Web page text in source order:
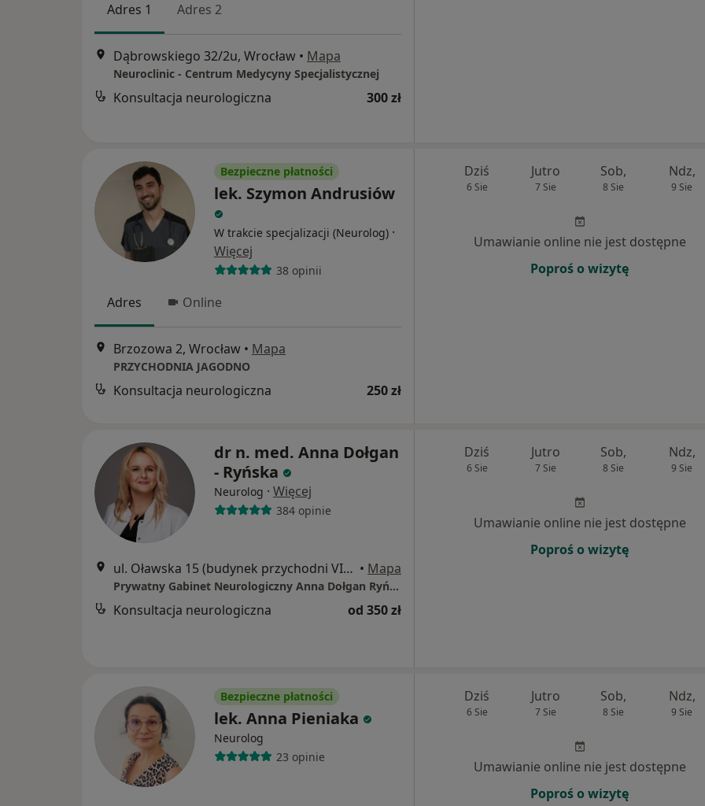
Adres 1 Adres 2
Dąbrowskiego 32/2u, Wrocław • Mapa
Neuroclinic - Centrum Medycyny Specjalistycznej
Konsultacja neurologiczna 300 zł
Bezpieczne płatności
lek. Szymon Andrusiów
W trakcie specjalizacji (Neurolog) ·
Więcej
38 opinii
Adres Online
Brzozowa 2, Wrocław • Mapa
PRZYCHODNIA JAGODNO
Konsultacja neurologiczna 250 zł
Dziś
6 Sie
Jutro
7 Sie
Sob,
8 Sie
Ndz,
9 Sie
Umawianie online nie jest dostępne
Poproś o wizytę
dr n. med. Anna Dołgan
- Ryńska
Neurolog · Więcej
384 opinie
ul. Oławska 15 (budynek przychodni VITA) gab. 310 - 3 piętro, Wrocław • Mapa
Prywatny Gabinet Neurologiczny Anna Dołgan Ryńska
Konsultacja neurologiczna od 350 zł
Dziś
6 Sie
Jutro
7 Sie
Sob,
8 Sie
Ndz,
9 Sie
Umawianie online nie jest dostępne
Poproś o wizytę
Bezpieczne płatności
lek. Anna Pieniaka
Neurolog
23 opinie
Dziś
6 Sie
Jutro
7 Sie
Sob,
8 Sie
Ndz,
9 Sie
Umawianie online nie jest dostępne
Poproś o wizytę